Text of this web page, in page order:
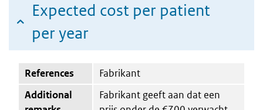
Expected cost per patient
per year
References
Fabrikant
Additional
Fabrikant geeft aan dat een